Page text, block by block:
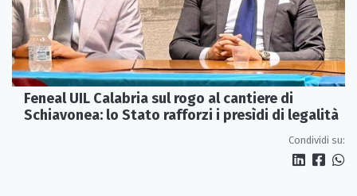
Feneal UIL Calabria sul rogo al cantiere di
Schiavonea: lo Stato rafforzi i presìdi di legalità
Condividi su: